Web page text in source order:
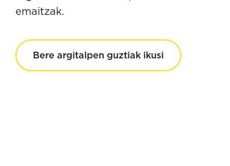
emaitzak.
Bere argitalpen guztiak ikusi